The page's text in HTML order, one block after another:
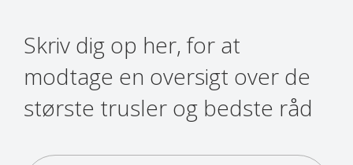
Skriv dig op her, for at
modtage en oversigt over de
største trusler og bedste råd